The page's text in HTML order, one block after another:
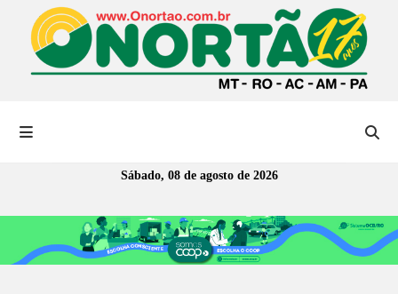
Sábado, 08 de agosto de 2026